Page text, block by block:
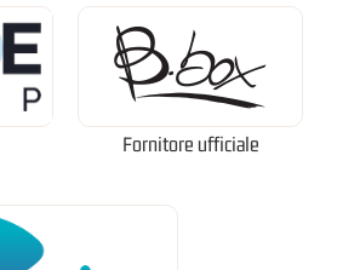
Fornitore ufficiale